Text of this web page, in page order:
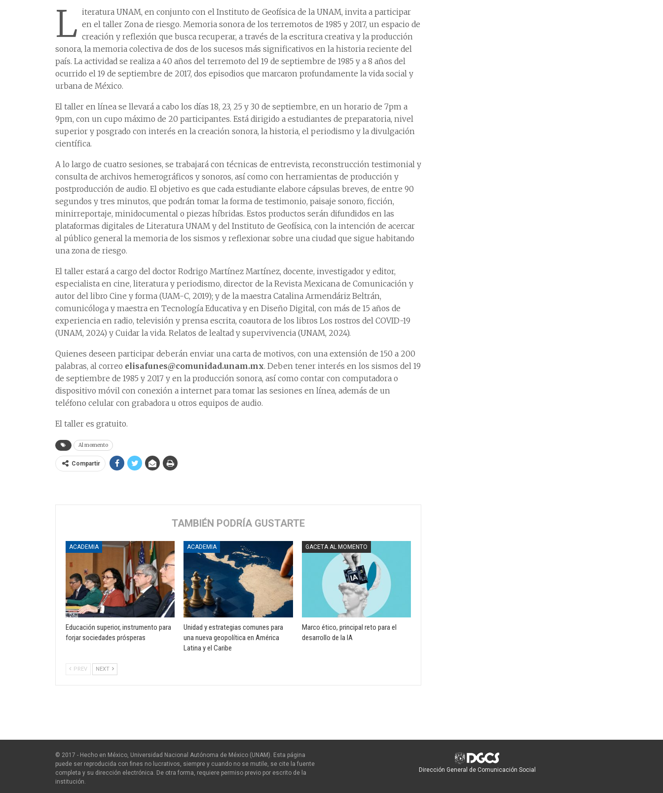
L iteratura UNAM, en conjunto con el Instituto de Geofísica de la UNAM, invita a participar
en el taller Zona de riesgo. Memoria sonora de los terremotos de 1985 y 2017, un espacio de
creación y reflexión que busca recuperar, a través de la escritura creativa y la producción
sonora, la memoria colectiva de dos de los sucesos más significativos en la historia reciente del
país. La actividad se realiza a 40 años del terremoto del 19 de septiembre de 1985 y a 8 años del
ocurrido el 19 de septiembre de 2017, dos episodios que marcaron profundamente la vida social y
urbana de México.
El taller en línea se llevará a cabo los días 18, 23, 25 y 30 de septiembre, en un horario de 7pm a
9pm, con un cupo máximo de 20 participantes. Está dirigido a estudiantes de preparatoria, nivel
superior y posgrado con interés en la creación sonora, la historia, el periodismo y la divulgación
científica.
A lo largo de cuatro sesiones, se trabajará con técnicas de entrevista, reconstrucción testimonial y
consulta de archivos hemerográficos y sonoros, así como con herramientas de producción y
postproducción de audio. El objetivo es que cada estudiante elabore cápsulas breves, de entre 90
segundos y tres minutos, que podrán tomar la forma de testimonio, paisaje sonoro, ficción,
minirreportaje, minidocumental o piezas híbridas. Estos productos serán difundidos en las
plataformas digitales de Literatura UNAM y del Instituto de Geofísica, con la intención de acercar
al público general la memoria de los sismos y reflexionar sobre una ciudad que sigue habitando
una zona de riesgo.
El taller estará a cargo del doctor Rodrigo Martínez Martínez, docente, investigador y editor,
especialista en cine, literatura y periodismo, director de la Revista Mexicana de Comunicación y
autor del libro Cine y forma (UAM-C, 2019); y de la maestra Catalina Armendáriz Beltrán,
comunicóloga y maestra en Tecnología Educativa y en Diseño Digital, con más de 15 años de
experiencia en radio, televisión y prensa escrita, coautora de los libros Los rostros del COVID-19
(UNAM, 2024) y Cuidar la vida. Relatos de lealtad y supervivencia (UNAM, 2024).
Quienes deseen participar deberán enviar una carta de motivos, con una extensión de 150 a 200
palabras, al correo elisafunes@comunidad.unam.mx. Deben tener interés en los sismos del 19
de septiembre de 1985 y 2017 y en la producción sonora, así como contar con computadora o
dispositivo móvil con conexión a internet para tomar las sesiones en línea, además de un
teléfono celular con grabadora u otros equipos de audio.
El taller es gratuito.
Al momento
Compartir
TAMBIÉN PODRÍA GUSTARTE
ACADEMIA
Educación superior, instrumento para
forjar sociedades prósperas
ACADEMIA
Unidad y estrategias comunes para
una nueva geopolítica en América
Latina y el Caribe
GACETA AL MOMENTO
Marco ético, principal reto para el
desarrollo de la IA
PREV NEXT
© 2017 - Hecho en México, Universidad Nacional Autónoma de México (UNAM). Esta página
puede ser reproducida con fines no lucrativos, siempre y cuando no se mutile, se cite la fuente
completa y su dirección electrónica. De otra forma, requiere permiso previo por escrito de la
institución.
Dirección General de Comunicación Social